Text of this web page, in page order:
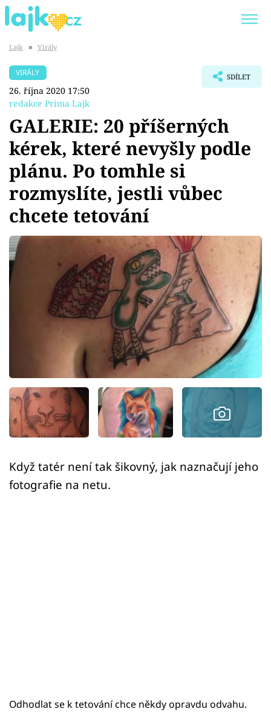
SHOPAHOLICADEL
Témata
Showbyznys
Youtubeři
Virály
Sex a vztahy
Videa
Přihlášení
Sledujte nás
Lajk ■ Virály
VIRÁLY
26. října 2020 17:50
redakce Prima Lajk
SDÍLET
GALERIE: 20 příšerných
kérek, které nevyšly podle
plánu. Po tomhle si
rozmyslíte, jestli vůbec
chcete tetování
Když tatér není tak šikovný, jak naznačují jeho
fotografie na netu.
Odhodlat se k tetování chce někdy opravdu odvahu.